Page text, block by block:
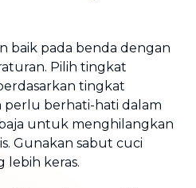
baik pada benda dengan
Pilih tingkat
tingkat
perlu berhati-hati dalam
untuk menghilangkan
Gunakan sabut cuci
lebih keras.